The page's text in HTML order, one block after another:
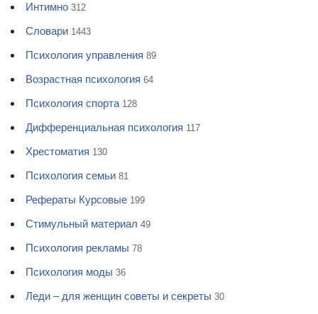
Интимно 312
Словари 1443
Психология управления 89
Возрастная психология 64
Психология спорта 128
Дифференциальная психология 117
Хрестоматия 130
Психология семьи 81
Рефераты Курсовые 199
Стимульный материал 49
Психология рекламы 78
Психология моды 36
Леди – для женщин советы и секреты 30